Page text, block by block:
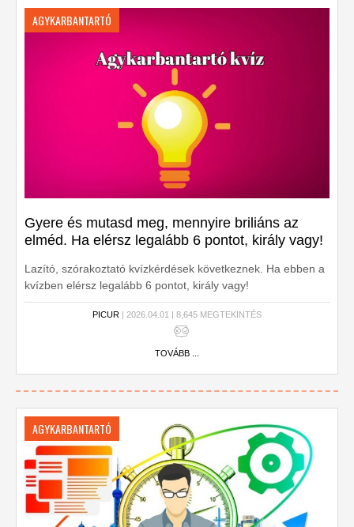
AGYKARBANTARTÓ
Gyere és mutasd meg, mennyire briliáns az
elméd. Ha elérsz legalább 6 pontot, király vagy!
Lazító, szórakoztató kvízkérdések következnek. Ha ebben a
kvízben elérsz legalább 6 pontot, király vagy!
PICUR | 2026.04.01 | 8,645 MEGTEKINTÉS
TOVÁBB ...
AGYKARBANTARTÓ